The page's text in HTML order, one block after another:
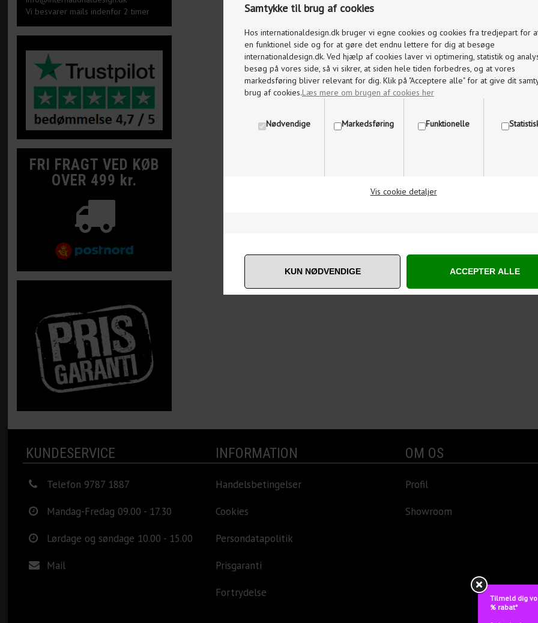
Samtykke til brug af cookies
Hos internationaldesign.dk bruger vi egne cookies og cookies fra tredjepart for
en funktionel side og for at gøre det endnu lettere for dig at besøge
internationaldesign.dk. Ved hjælp af cookies laver vi optimering, statistik og
besøg på vores side, så vi sikrer, at siden hele tiden forbedres, og at vores
markedsføring bliver relevant for dig. Klik på "Acceptere alle" for at give dit
brug af cookies.Læs mere om brugen af cookies her
Nødvendige Markedsføring Funktionelle
Vis cookie detaljer
Vi besvarer mails indenfor 2 timer
FRI FRAGT VED KØB
OVER 499 kr.
KUNDESERVICE
Telefon 9787 1887
Mandag-Fredag 09.00 - 17.30
Lørdage og søndage 10.00 - 15.00
Mail
INFORMATION
Handelsbetingelser
Cookies
Persondatapolitik
Prisgaranti
Fortrydelse
OM OS
Profil
Showroom
Tilmeld dig
% rabat*